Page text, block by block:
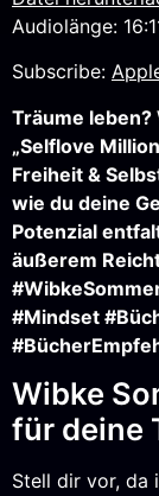
Apple Podcasts
Spotify
RSS FEED
SHARE
LINK
EMBED
Audiolänge:
Subscribe:
Träume
„Selflove
Freiheit &
wie du deine
Potenzial
äußerem
#Mindset
Wibke
für deine
Stell dir vor, da